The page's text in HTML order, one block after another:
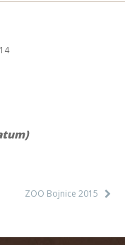
ZOO Bojnice 2015